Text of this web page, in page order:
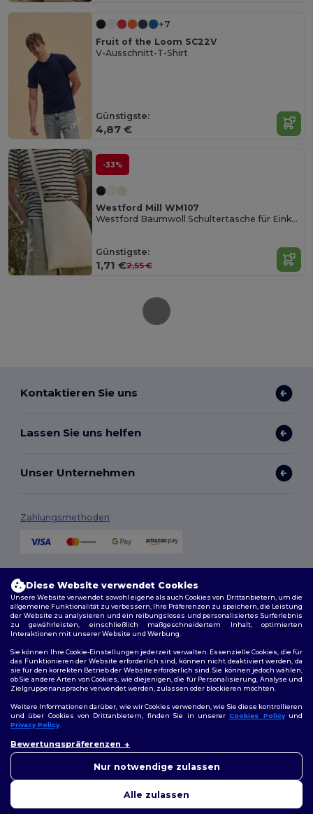
+7
Fruit of the Loom SC22V
V-Ausschnitt-T-Shirt
Günstigste:
4,87 €
-33%
Westford Mill WM107
Westford Baumwoll Schultertasche für Einkäufe
Günstigste:
1,71 €2,55 €
Kontaktieren Sie uns
Lassen Sie uns helfen
Unser Unternehmen
Zahlungsmethoden
Allgemeine Geschäftsbedingungen
Datenschutzbestimmungen|Cookie-Richtlinie|Site Map
Folge uns
Diese Website verwendet Cookies
Unsere Website verwendet sowohl eigene als auch Cookies von Drittanbietern, um die
allgemeine Funktionalität zu verbessern, Ihre Präferenzen zu speichern, die Leistung
der Website zu analysieren und ein reibungsloses und personalisiertes Surferlebnis
zu gewährleisten, einschließlich maßgeschneidertem Inhalt, optimierten
Interaktionen mit unserer Website und Werbung.
Sie können Ihre Cookie-Einstellungen jederzeit verwalten. Essenzielle Cookies, die für
das Funktionieren der Website erforderlich sind, können nicht deaktiviert werden, da
sie für den korrekten Betrieb der Website erforderlich sind. Sie können jedoch wählen,
ob Sie andere Arten von Cookies, wie diejenigen, die für Personalisierung, Analyse und
Zielgruppenansprache verwendet werden, zulassen oder blockieren möchten.
Weitere Informationen darüber, wie wir Cookies verwenden, wie Sie diese kontrollieren
und über Cookies von Drittanbietern, finden Sie in unsererCookies Policyund
Privacy Policy.
Bewertungspräferenzen
Nur notwendige zulassen
Alle zulassen
uns jederzeit kontaktieren.
Ihnen zu helfen.